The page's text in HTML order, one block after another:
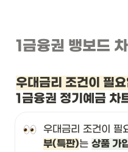
1금융권 뱅보드
우대금리 조건이 필
1금융권 정기예금 차
우대금리 조건이 필
부(특판)는 상품 가